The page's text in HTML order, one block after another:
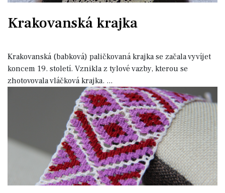
Krakovanská krajka
Krakovanská (babková) paličkovaná krajka se začala vyvíjet
koncem 19. století. Vznikla z tylové vazby, kterou se
zhotovovala vláčková krajka. ...